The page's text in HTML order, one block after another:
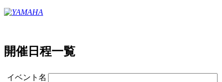
開催日程一覧
イベント名